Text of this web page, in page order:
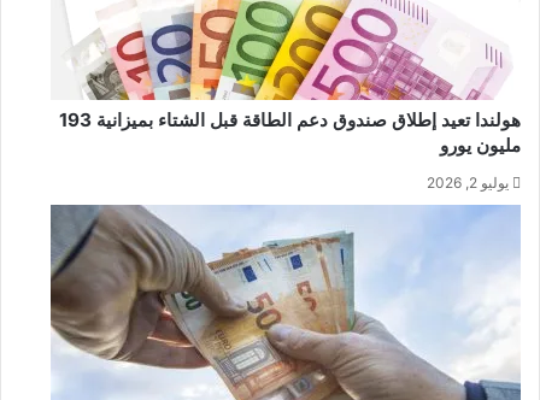
هولندا تعيد إطلاق صندوق دعم الطاقة قبل الشتاء بميزانية 193
مليون يورو
يوليو 2, 2026